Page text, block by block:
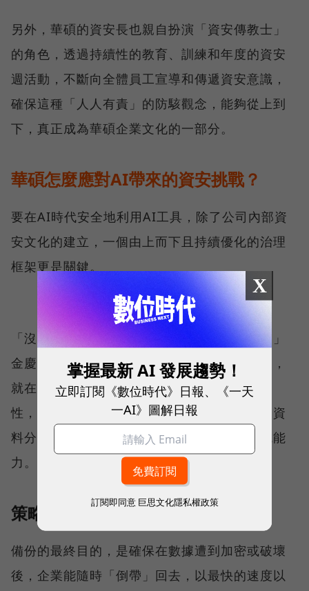
另外，華碩的資安長也親自扮演「資安傳教士」
的角色，透過持續性的教育、訓練和年度的資安
週活動，不斷向全體員工宣導和傳遞資安意識，
確保這種「人人有責」的防駭觀念，能夠從上到
下，真正成為華碩企業文化的一部分。
華碩怎麼應對AI帶來的資安挑戰？
要在AI時代安全地利用AI工具，除了公司內部資
安文化的建立，一個由上而下且持續優化的治理
框架更是關鍵。
「沒有任何企業能保證永遠不發生資安事故，」
金慶柏強調，企業能夠不支付贖金的「底氣」，
就在於是否具備強大的數位韌性，而這樣的韌
性，則必須具備完善的災害備援機制、嚴謹的資
料分級與保密，以及能夠快速恢復營運的系統能
力。
策略一：災害備援機制
備份的最終目的，是確保在數據遭到加密或破壞
後，企業能隨時「倒帶」回去，以最快的速度以
X
掌握最新 AI 發展趨勢！
立即訂閱《數位時代》日報、《一天
一AI》圖解日報
訂閱即同意 巨思文化隱私權政策